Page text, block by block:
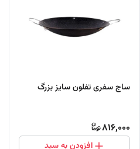
ساج سفری تفلون سایز بزرگ
816,000
افزودن به سبد